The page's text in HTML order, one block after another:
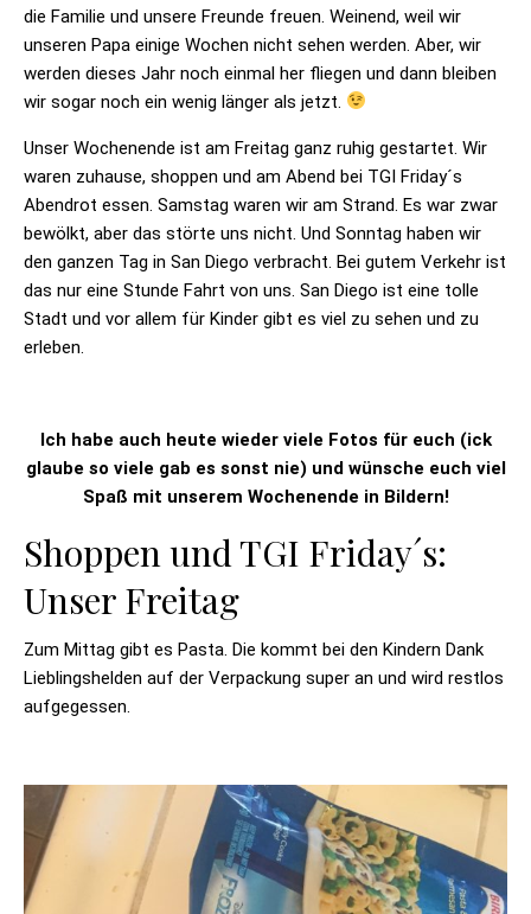
die Familie und unsere Freunde freuen. Weinend, weil wir
unseren Papa einige Wochen nicht sehen werden. Aber, wir
werden dieses Jahr noch einmal her fliegen und dann bleiben
wir sogar noch ein wenig länger als jetzt.
Unser Wochenende ist am Freitag ganz ruhig gestartet. Wir
waren zuhause, shoppen und am Abend bei TGI Friday´s
Abendrot essen. Samstag waren wir am Strand. Es war zwar
bewölkt, aber das störte uns nicht. Und Sonntag haben wir
den ganzen Tag in San Diego verbracht. Bei gutem Verkehr ist
das nur eine Stunde Fahrt von uns. San Diego ist eine tolle
Stadt und vor allem für Kinder gibt es viel zu sehen und zu
erleben.
Ich habe auch heute wieder viele Fotos für euch (ick
glaube so viele gab es sonst nie) und wünsche euch viel
Spaß mit unserem Wochenende in Bildern!
Shoppen und TGI Friday´s:
Unser Freitag
Zum Mittag gibt es Pasta. Die kommt bei den Kindern Dank
Lieblingshelden auf der Verpackung super an und wird restlos
aufgegessen.